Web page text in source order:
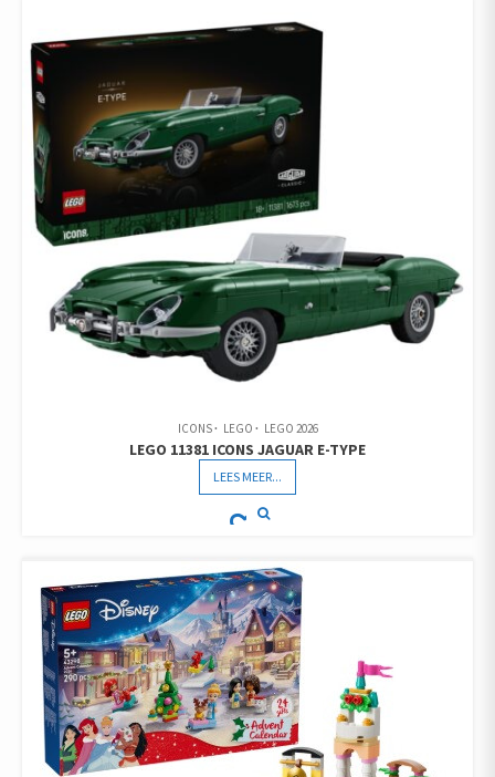
ICONS LEGO LEGO 2026
LEGO 11381 ICONS JAGUAR E-TYPE
LEES MEER...